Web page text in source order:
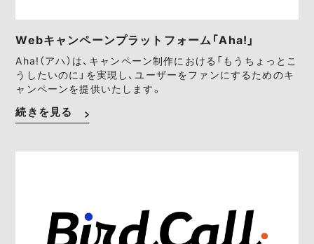
Webキャンペーンプラットフォーム「Aha!」
Aha!（アハ）は、キャンペーン制作における「もうちょっとこ
うしたいのに」を実現し、ユーザーをファンにするためのキ
ャンペーンを提供いたします。
続きを見る